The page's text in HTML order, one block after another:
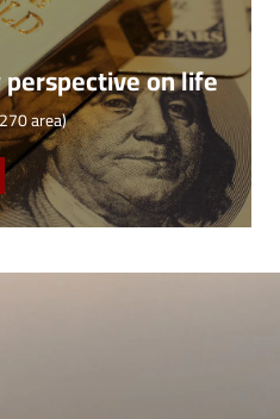
on life
area)